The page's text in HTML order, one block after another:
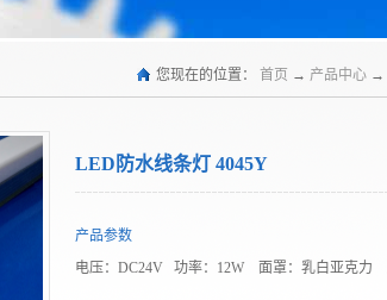
您现在的位置： 首页 → 产品中心 →
LED防水线条灯 4045Y
产品参数
电压： DC24V 功率：12W 面罩：乳白亚克力